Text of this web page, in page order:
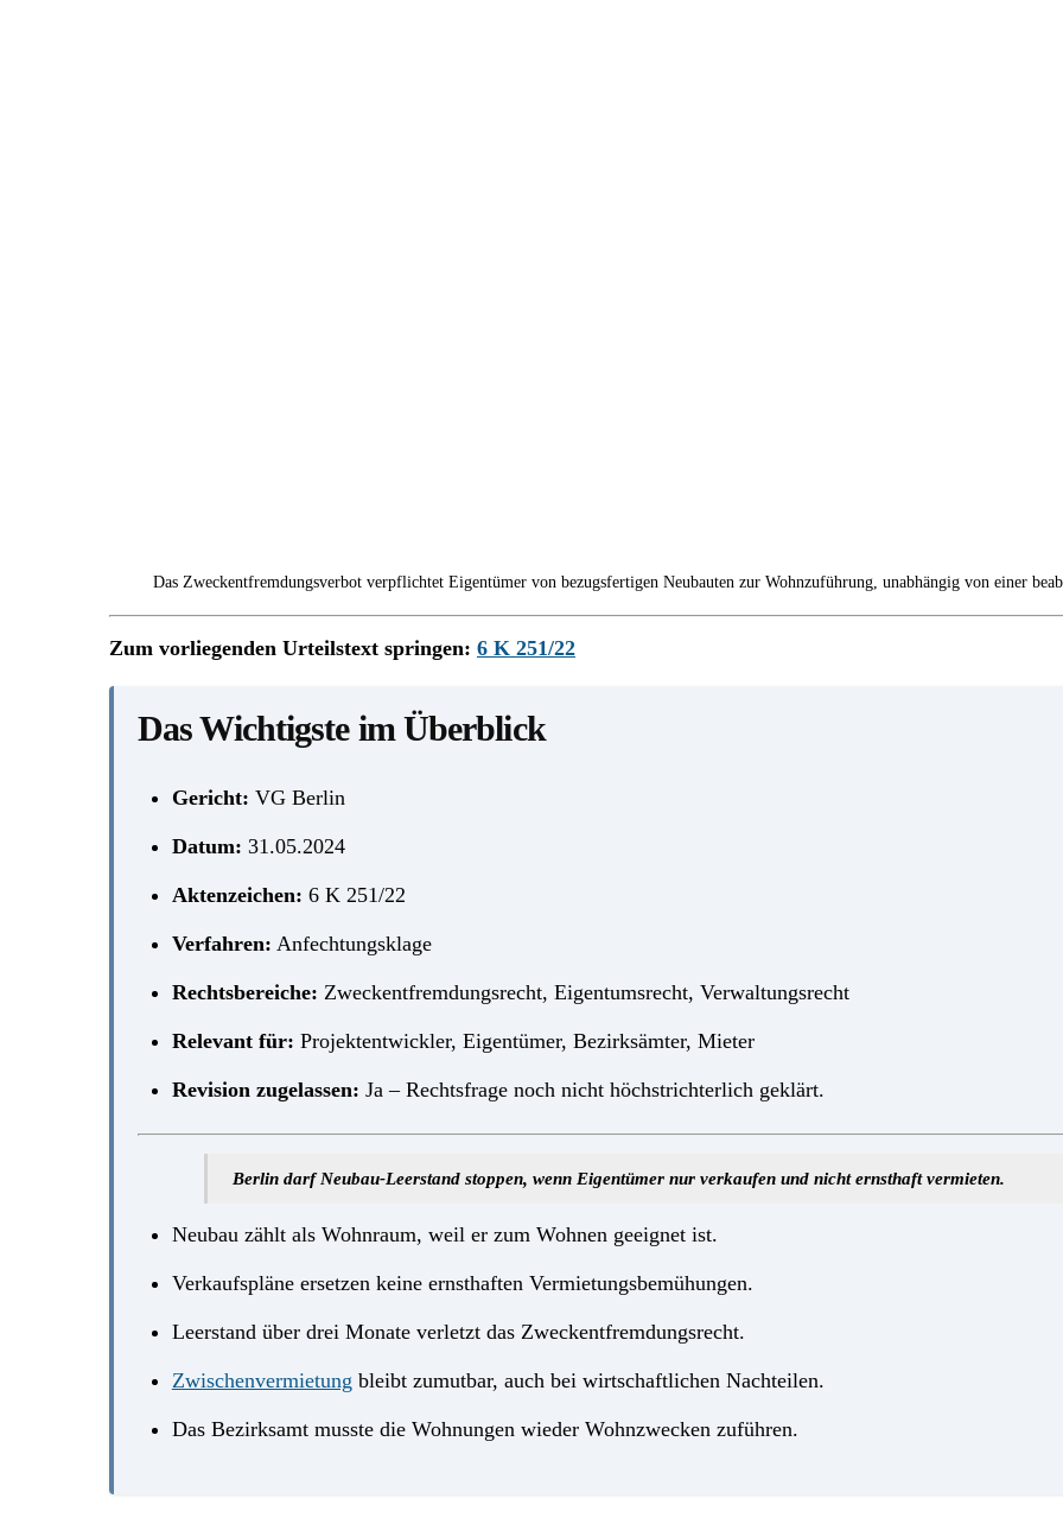
Das Zweckentfremdungsverbot verpflichtet Eigentümer von bezugsfertigen Neubauten zur Wohnzuführung, unabhängig von einer
Zum vorliegenden Urteilstext springen: 6 K 251/22
Das Wichtigste im Überblick
Gericht: VG Berlin
Datum: 31.05.2024
Aktenzeichen: 6 K 251/22
Verfahren: Anfechtungsklage
Rechtsbereiche: Zweckentfremdungsrecht, Eigentumsrecht, Verwaltungsrecht
Relevant für: Projektentwickler, Eigentümer, Bezirksämter, Mieter
Revision zugelassen: Ja – Rechtsfrage noch nicht höchstrichterlich geklärt.
Berlin darf Neubau-Leerstand stoppen, wenn Eigentümer nur verkaufen und nicht ernsthaft vermieten.
Neubau zählt als Wohnraum, weil er zum Wohnen geeignet ist.
Verkaufspläne ersetzen keine ernsthaften Vermietungsbemühungen.
Leerstand über drei Monate verletzt das Zweckentfremdungsrecht.
Zwischenvermietung bleibt zumutbar, auch bei wirtschaftlichen Nachteilen.
Das Bezirksamt musste die Wohnungen wieder Wohnzwecken zuführen.